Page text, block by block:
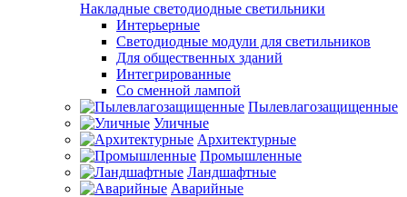
Накладные светодиодные светильники
Интерьерные
Светодиодные модули для светильников
Для общественных зданий
Интегрированные
Со сменной лампой
Пылевлагозащищенные
Уличные
Архитектурные
Промышленные
Ландшафтные
Аварийные